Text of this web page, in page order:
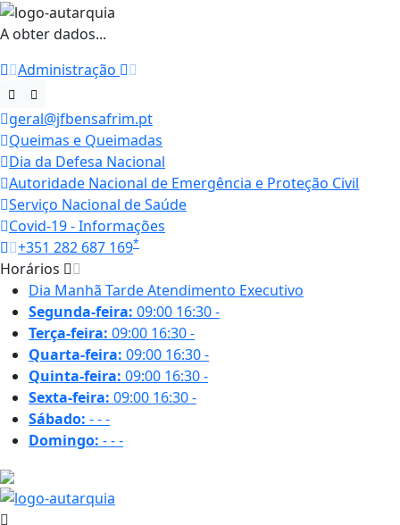
A obter dados...
Administração
geral@jfbensafrim.pt
Queimas e Queimadas
Dia da Defesa Nacional
Autoridade Nacional de Emergência e Proteção Civil
Serviço Nacional de Saúde
Covid-19 - Informações
+351 282 687 169*
Horários
Dia Manhã TardeAtendimento Executivo
Segunda-feira: 09:00 16:30-
Terça-feira: 09:00 16:30-
Quarta-feira: 09:00 16:30-
Quinta-feira: 09:00 16:30-
Sexta-feira: 09:00 16:30-
Sábado: ---
Domingo: ---